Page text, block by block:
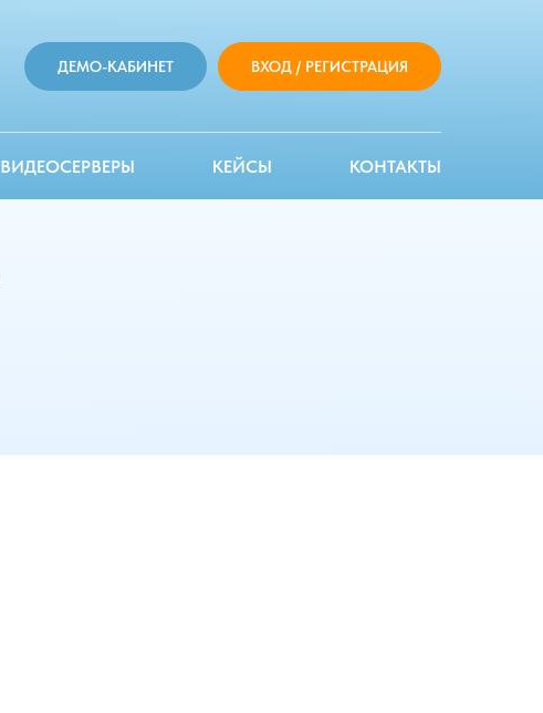
ДЕМО-КАБИНЕТ ВХОД / РЕГИСТРАЦИЯ
ВИДЕОСЕРВЕРЫ КЕЙСЫ КОНТАКТЫ